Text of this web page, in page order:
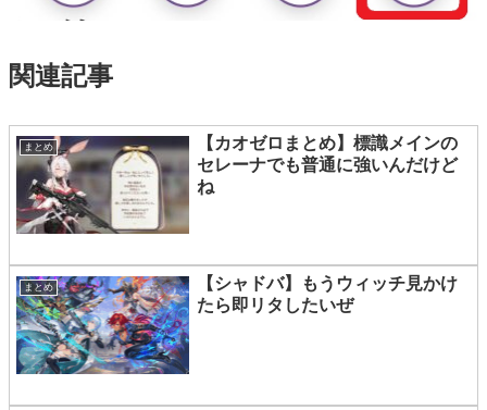
関連記事
まとめ
【カオゼロまとめ】標識メインの
セレーナでも普通に強いんだけど
ね
まとめ
【シャドバ】もうウィッチ見かけ
たら即リタしたいぜ